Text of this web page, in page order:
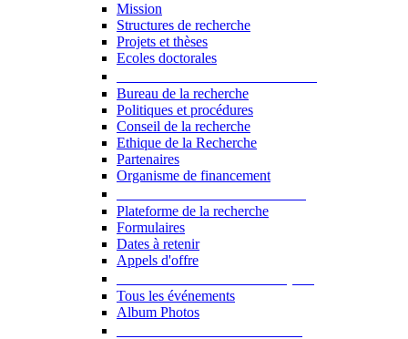
Mission
Structures de recherche
Projets et thèses
Ecoles doctorales
Bureau de la recherche
Politiques et procédures
Conseil de la recherche
Ethique de la Recherche
Partenaires
Organisme de financement
Plateforme de la recherche
Formulaires
Dates à retenir
Appels d'offre
Tous les événements
Album Photos